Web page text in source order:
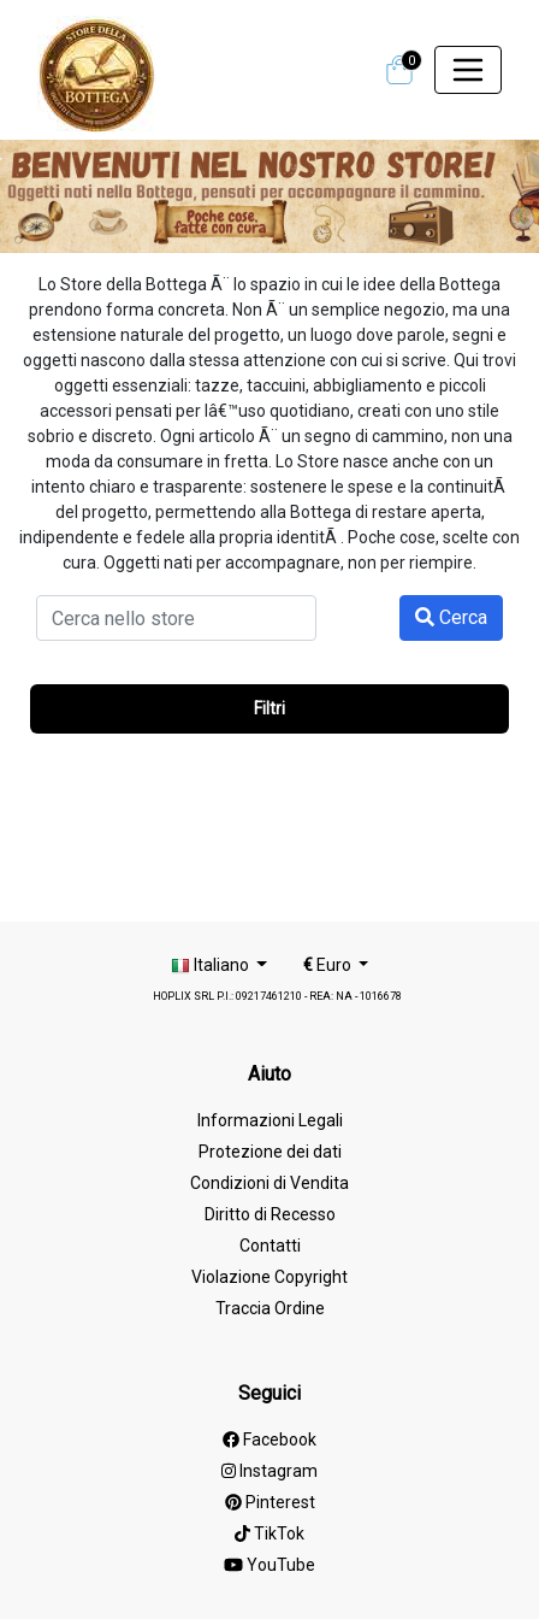
0
Lo Store della Bottega Ã¨ lo spazio in cui le idee della Bottega
prendono forma concreta. Non Ã¨ un semplice negozio, ma una
estensione naturale del progetto, un luogo dove parole, segni e
oggetti nascono dalla stessa attenzione con cui si scrive. Qui trovi
oggetti essenziali: tazze, taccuini, abbigliamento e piccoli
accessori pensati per lâ€™uso quotidiano, creati con uno stile
sobrio e discreto. Ogni articolo Ã¨ un segno di cammino, non una
moda da consumare in fretta. Lo Store nasce anche con un
intento chiaro e trasparente: sostenere le spese e la continuitÃ
del progetto, permettendo alla Bottega di restare aperta,
indipendente e fedele alla propria identitÃ . Poche cose, scelte con
cura. Oggetti nati per accompagnare, non per riempire.
Cerca
Filtri
Italiano €Euro
HOPLIX SRL P.I.: 09217461210 - REA: NA - 1016678
Aiuto
Informazioni Legali
Protezione dei dati
Condizioni di Vendita
Diritto di Recesso
Contatti
Violazione Copyright
Traccia Ordine
Seguici
Facebook
Instagram
Pinterest
TikTok
YouTube